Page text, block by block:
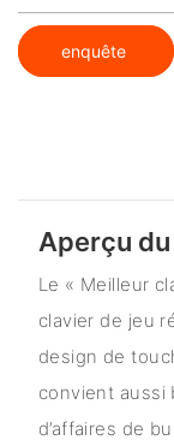
enquête
Aperçu
Le « Meilleur
clavier de jeu
design de
convient aussi
d’affaires de